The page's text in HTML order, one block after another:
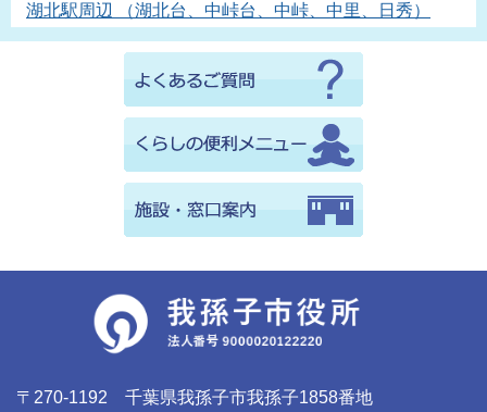
湖北駅周辺 （湖北台、中峠台、中峠、中里、日秀）
〒270-1192 千葉県我孫子市我孫子1858番地